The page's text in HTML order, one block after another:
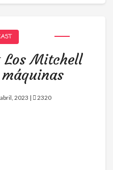
Los Mitchell
2023 | 2320